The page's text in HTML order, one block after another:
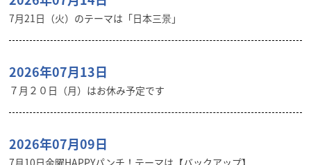
7月21日（火）のテーマは「日本三景」
2026年07月13日
７月２０日（月）はお休み予定です
2026年07月09日